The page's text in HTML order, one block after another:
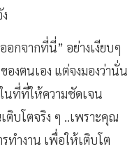
กจากที่นี่” อย่างเงียบๆ
องตนเอง แต่จงมองว่านั่น
ที่ที่ให้ความชัดเจน
บโตจริง ๆ ..เพราะคุณ
ทำงาน เพื่อให้เติบโต